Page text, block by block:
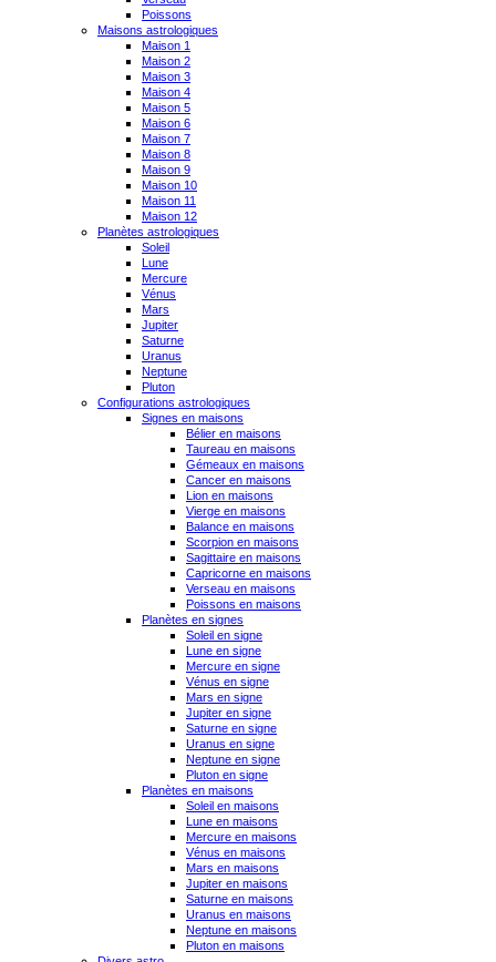
Poissons
Maisons astrologiques
Maison 1
Maison 2
Maison 3
Maison 4
Maison 5
Maison 6
Maison 7
Maison 8
Maison 9
Maison 10
Maison 11
Maison 12
Planètes astrologiques
Soleil
Lune
Mercure
Vénus
Mars
Jupiter
Saturne
Uranus
Neptune
Pluton
Configurations astrologiques
Signes en maisons
Bélier en maisons
Taureau en maisons
Gémeaux en maisons
Cancer en maisons
Lion en maisons
Vierge en maisons
Balance en maisons
Scorpion en maisons
Sagittaire en maisons
Capricorne en maisons
Verseau en maisons
Poissons en maisons
Planètes en signes
Soleil en signe
Lune en signe
Mercure en signe
Vénus en signe
Mars en signe
Jupiter en signe
Saturne en signe
Uranus en signe
Neptune en signe
Pluton en signe
Planètes en maisons
Soleil en maisons
Lune en maisons
Mercure en maisons
Vénus en maisons
Mars en maisons
Jupiter en maisons
Saturne en maisons
Uranus en maisons
Neptune en maisons
Pluton en maisons